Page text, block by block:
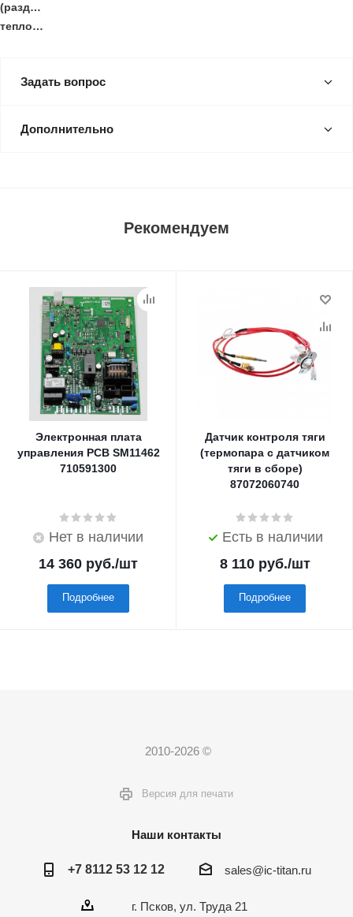
(раздельные
теплообменники)
Задать вопрос
Дополнительно
Рекомендуем
Электронная плата
управления PCB SM11462
710591300
Нет в наличии
14 360 руб./шт
Подробнее
Датчик контроля тяги
(термопара с датчиком
тяги в сборе)
87072060740
Есть в наличии
8 110руб./шт
Подробнее
2010-2026 ©
Версия для печати
Наши контакты
+7 8112 53 12 12 sales@ic-titan.ru
г. Псков, ул. Труда 21